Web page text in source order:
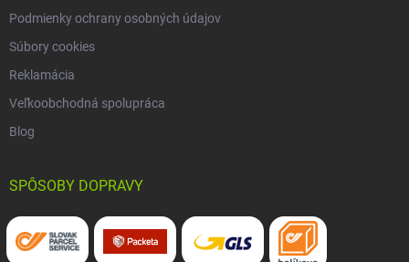
Podmienky ochrany osobných údajov
Súbory cookies
Reklamácia
Veľkoobchodná spolupráca
Blog
SPÔSOBY DOPRAVY